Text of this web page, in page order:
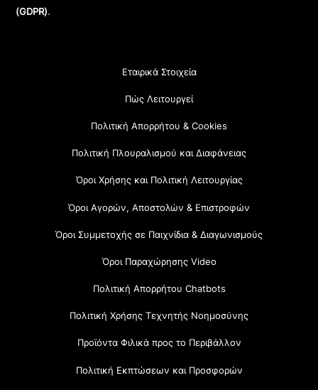
(GDPR).
Εταιρικά Στοιχεία
Πώς Λειτουργεί
Πολιτική Απορρήτου & Cookies
Πολιτική Πλουραλισμού και Διαφάνειας
Όροι Χρήσης και Πολιτική Λειτουργίας
Όροι Αγορών, Αποστολών & Επιστροφών
Όροι Συμμετοχής σε Παιχνίδια & Διαγωνισμούς
Όροι Παραχώρησης Video
Πολιτική Απορρήτου Chatbots
Πολιτική Χρήσης Τεχνητής Νοημοσύνης
Προϊόντα Φιλικά προς το Περιβάλλον
Πολιτική Εκπτώσεων και Προσφορών